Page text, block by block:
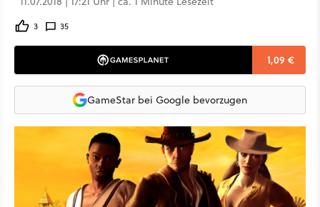
3 35
1,09 €
GameStar bei Google bevorzugen